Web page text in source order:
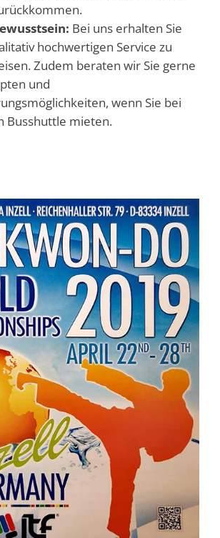
Bei uns erhalten Sie
hochwertigen Service zu
Zudem beraten wir Sie gerne
und
wenn Sie bei
Busshuttle mieten.